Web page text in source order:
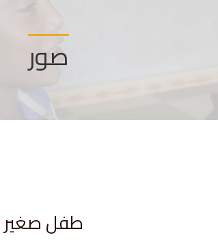
صور
طفل صغير